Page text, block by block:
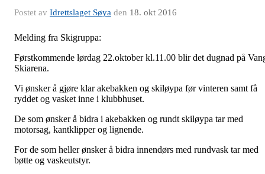
Postet av Idrettslaget Søya den 18. okt 2016
Melding fra Skigruppa:
Førstkommende lørdag 22.oktober kl.11.00 blir det dugnad på
Skiarena.
Vi ønsker å gjøre klar akebakken og skiløypa før vinteren samt få
ryddet og vasket inne i klubbhuset.
De som ønsker å bidra i akebakken og rundt skiløypa tar med
motorsag, kantklipper og lignende.
For de som heller ønsker å bidra innendørs med rundvask tar med
bøtte og vaskeutstyr.